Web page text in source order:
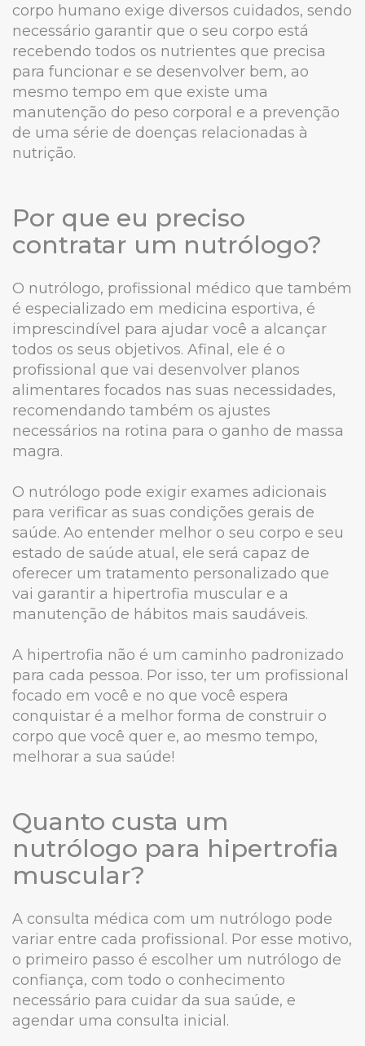
corpo humano exige diversos cuidados, sendo
necessário garantir que o seu corpo está
recebendo todos os nutrientes que precisa
para funcionar e se desenvolver bem, ao
mesmo tempo em que existe uma
manutenção do peso corporal e a prevenção
de uma série de doenças relacionadas à
nutrição.
Por que eu preciso
contratar um nutrólogo?
O nutrólogo, profissional médico que também
é especializado em medicina esportiva, é
imprescindível para ajudar você a alcançar
todos os seus objetivos. Afinal, ele é o
profissional que vai desenvolver planos
alimentares focados nas suas necessidades,
recomendando também os ajustes
necessários na rotina para o ganho de massa
magra.
O nutrólogo pode exigir exames adicionais
para verificar as suas condições gerais de
saúde. Ao entender melhor o seu corpo e seu
estado de saúde atual, ele será capaz de
oferecer um tratamento personalizado que
vai garantir a hipertrofia muscular e a
manutenção de hábitos mais saudáveis.
A hipertrofia não é um caminho padronizado
para cada pessoa. Por isso, ter um profissional
focado em você e no que você espera
conquistar é a melhor forma de construir o
corpo que você quer e, ao mesmo tempo,
melhorar a sua saúde!
Quanto custa um
nutrólogo para hipertrofia
muscular?
A consulta médica com um nutrólogo pode
variar entre cada profissional. Por esse motivo,
o primeiro passo é escolher um nutrólogo de
confiança, com todo o conhecimento
necessário para cuidar da sua saúde, e
agendar uma consulta inicial.